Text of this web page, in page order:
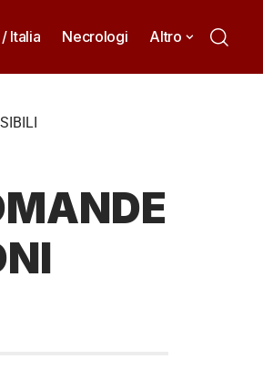
Italia Necrologi Altro